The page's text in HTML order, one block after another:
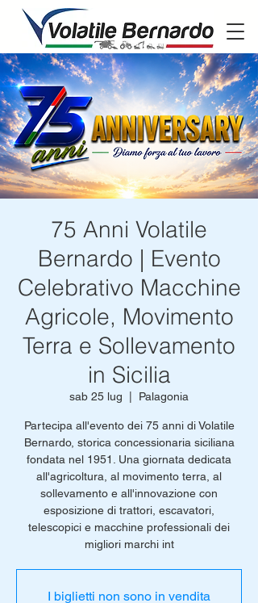
75 Anni Volatile
Bernardo | Evento
Celebrativo Macchine
Agricole, Movimento
Terra e Sollevamento
in Sicilia
sab 25 lug Palagonia
Partecipa all'evento dei 75 anni di Volatile
Bernardo, storica concessionaria siciliana
fondata nel 1951. Una giornata dedicata
all'agricoltura, al movimento terra, al
sollevamento e all'innovazione con
esposizione di trattori, escavatori,
telescopici e macchine professionali dei
migliori marchi int
I biglietti non sono in vendita